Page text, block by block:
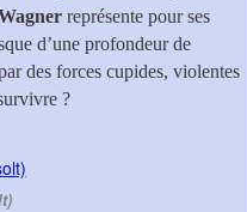
représente pour ses
d’une profondeur de
des forces cupides, violentes
?